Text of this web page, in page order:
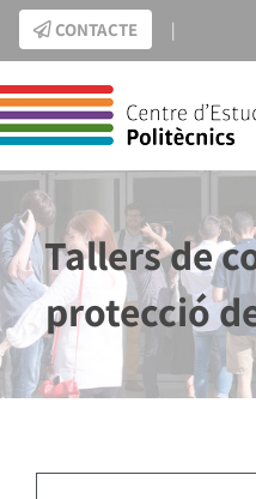
Skip
content
CONTACTE |
Tallers de
protecció